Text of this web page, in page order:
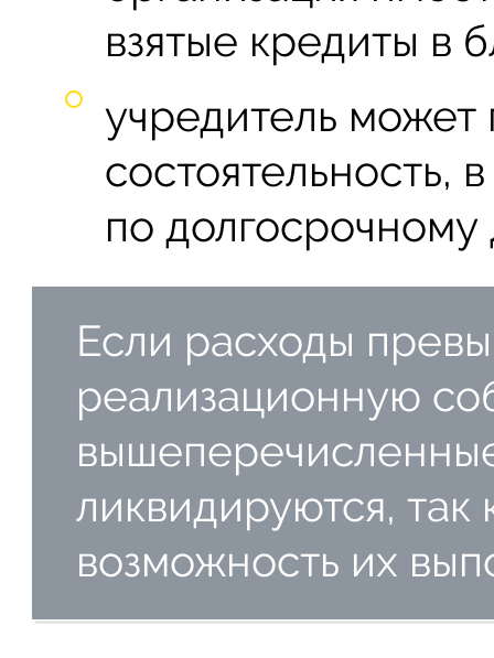
взятые кредиты в
учредитель
состоятельность,
по долгосрочному
Если расходы
реализационную
ликвидируются, так
возможность их